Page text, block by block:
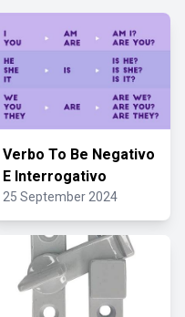
Verbo To Be Negativo
E Interrogativo
25 September 2024